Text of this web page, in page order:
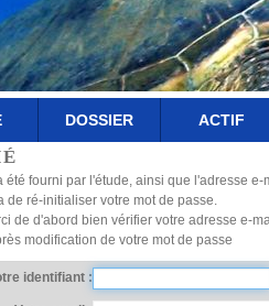
DOSSIER ACTIF
fourni par l'étude, ainsi que l'adresse
de ré-initialiser votre mot de passe.
de d'abord bien vérifier votre adresse e-
modification de votre mot de passe
identifiant